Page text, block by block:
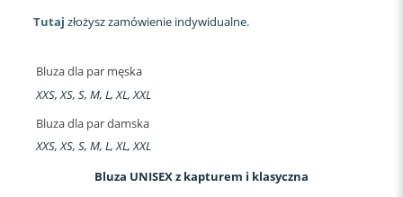
Tutaj złożysz zamówienie indywidualne.
Bluza dla par męska
XXS, XS, S, M, L, XL, XXL
Bluza dla par damska
XXS, XS, S, M, L, XL, XXL
Bluza UNISEX z kapturem i klasyczna